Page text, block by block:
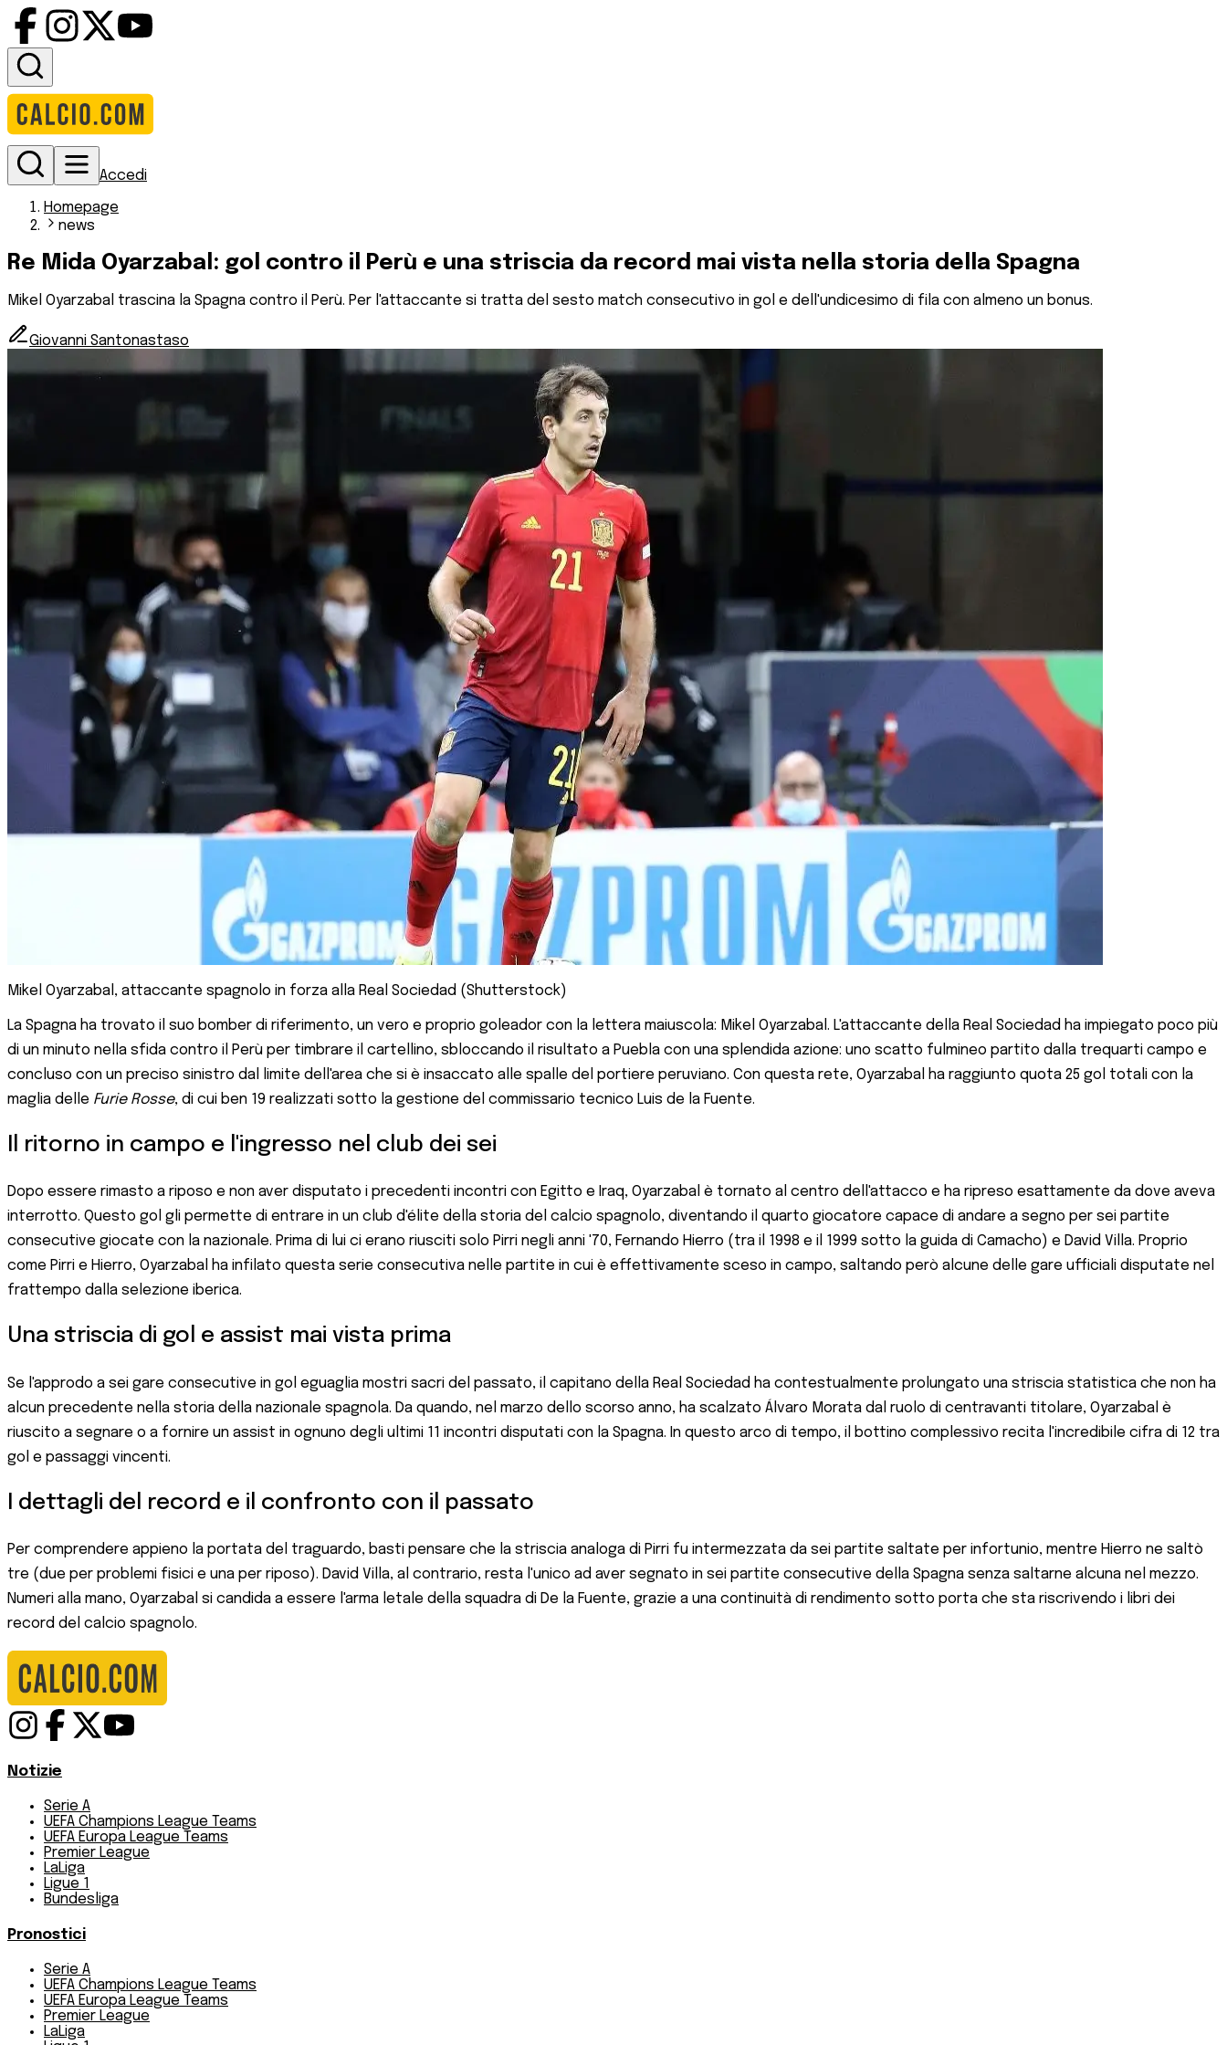
Accedi
Homepage
news
Re Mida Oyarzabal: gol contro il Perù e una striscia da record mai vista nella storia della Spagna
Mikel Oyarzabal trascina la Spagna contro il Perù. Per l'attaccante si tratta del sesto match consecutivo in gol e dell'undicesimo di fila con almeno un bonus.
Giovanni Santonastaso
Mikel Oyarzabal, attaccante spagnolo in forza alla Real Sociedad (Shutterstock)
La Spagna ha trovato il suo bomber di riferimento, un vero e proprio goleador con la lettera maiuscola: Mikel Oyarzabal. L'attaccante della Real Sociedad ha impiegato poco più
di un minuto nella sfida contro il Perù per timbrare il cartellino, sbloccando il risultato a Puebla con una splendida azione: uno scatto fulmineo partito dalla trequarti campo e
concluso con un preciso sinistro dal limite dell'area che si è insaccato alle spalle del portiere peruviano. Con questa rete, Oyarzabal ha raggiunto quota 25 gol totali con la
maglia delle Furie Rosse, di cui ben 19 realizzati sotto la gestione del commissario tecnico Luis de la Fuente.
Il ritorno in campo e l'ingresso nel club dei sei
Dopo essere rimasto a riposo e non aver disputato i precedenti incontri con Egitto e Iraq, Oyarzabal è tornato al centro dell'attacco e ha ripreso esattamente da dove aveva
interrotto. Questo gol gli permette di entrare in un club d'élite della storia del calcio spagnolo, diventando il quarto giocatore capace di andare a segno per sei partite
consecutive giocate con la nazionale. Prima di lui ci erano riusciti solo Pirri negli anni '70, Fernando Hierro (tra il 1998 e il 1999 sotto la guida di Camacho) e David Villa. Proprio
come Pirri e Hierro, Oyarzabal ha infilato questa serie consecutiva nelle partite in cui è effettivamente sceso in campo, saltando però alcune delle gare ufficiali disputate nel
frattempo dalla selezione iberica.
Una striscia di gol e assist mai vista prima
Se l'approdo a sei gare consecutive in gol eguaglia mostri sacri del passato, il capitano della Real Sociedad ha contestualmente prolungato una striscia statistica che non ha
alcun precedente nella storia della nazionale spagnola. Da quando, nel marzo dello scorso anno, ha scalzato Álvaro Morata dal ruolo di centravanti titolare, Oyarzabal è
riuscito a segnare o a fornire un assist in ognuno degli ultimi 11 incontri disputati con la Spagna. In questo arco di tempo, il bottino complessivo recita l'incredibile cifra di 12 tra
gol e passaggi vincenti.
I dettagli del record e il confronto con il passato
Per comprendere appieno la portata del traguardo, basti pensare che la striscia analoga di Pirri fu intermezzata da sei partite saltate per infortunio, mentre Hierro ne saltò
tre (due per problemi fisici e una per riposo). David Villa, al contrario, resta l'unico ad aver segnato in sei partite consecutive della Spagna senza saltarne alcuna nel mezzo.
Numeri alla mano, Oyarzabal si candida a essere l'arma letale della squadra di De la Fuente, grazie a una continuità di rendimento sotto porta che sta riscrivendo i libri dei
record del calcio spagnolo.
Notizie
Serie A
UEFA Champions League Teams
UEFA Europa League Teams
Premier League
LaLiga
Ligue 1
Bundesliga
Pronostici
Serie A
UEFA Champions League Teams
UEFA Europa League Teams
Premier League
LaLiga